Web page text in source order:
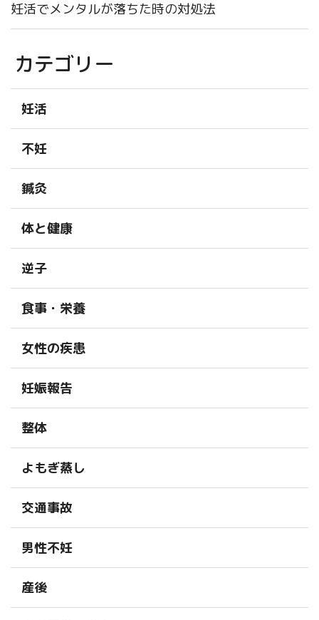
妊活でメンタルが落ちた時の対処法
カテゴリー
妊活
不妊
鍼灸
体と健康
逆子
食事・栄養
女性の疾患
妊娠報告
整体
よもぎ蒸し
交通事故
男性不妊
産後